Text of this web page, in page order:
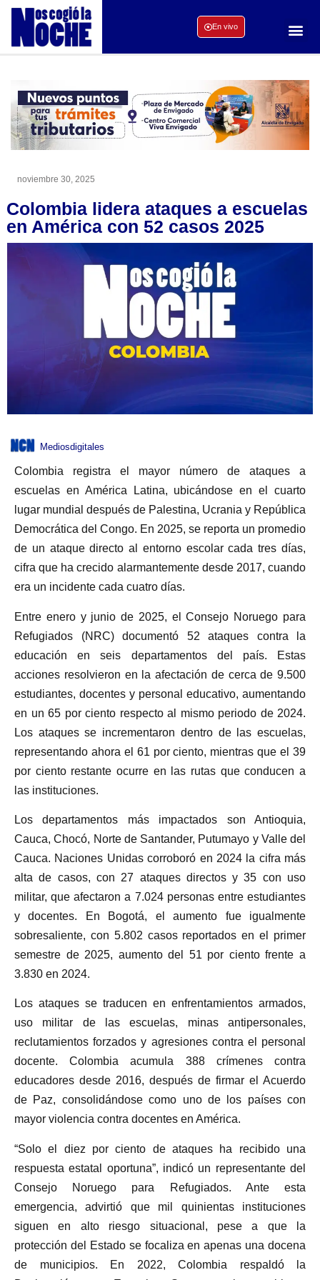
En vivo
noviembre 30, 2025
Colombia lidera ataques a escuelas
en América con 52 casos 2025
Mediosdigitales
Colombia registra el mayor número de ataques a
escuelas en América Latina, ubicándose en el cuarto
lugar mundial después de Palestina, Ucrania y República
Democrática del Congo. En 2025, se reporta un promedio
de un ataque directo al entorno escolar cada tres días,
cifra que ha crecido alarmantemente desde 2017, cuando
era un incidente cada cuatro días.
Entre enero y junio de 2025, el Consejo Noruego para
Refugiados (NRC) documentó 52 ataques contra la
educación en seis departamentos del país. Estas
acciones resolvieron en la afectación de cerca de 9.500
estudiantes, docentes y personal educativo, aumentando
en un 65 por ciento respecto al mismo periodo de 2024.
Los ataques se incrementaron dentro de las escuelas,
representando ahora el 61 por ciento, mientras que el 39
por ciento restante ocurre en las rutas que conducen a
las instituciones.
Los departamentos más impactados son Antioquia,
Cauca, Chocó, Norte de Santander, Putumayo y Valle del
Cauca. Naciones Unidas corroboró en 2024 la cifra más
alta de casos, con 27 ataques directos y 35 con uso
militar, que afectaron a 7.024 personas entre estudiantes
y docentes. En Bogotá, el aumento fue igualmente
sobresaliente, con 5.802 casos reportados en el primer
semestre de 2025, aumento del 51 por ciento frente a
3.830 en 2024.
Los ataques se traducen en enfrentamientos armados,
uso militar de las escuelas, minas antipersonales,
reclutamientos forzados y agresiones contra el personal
docente. Colombia acumula 388 crímenes contra
educadores desde 2016, después de firmar el Acuerdo
de Paz, consolidándose como uno de los países con
mayor violencia contra docentes en América.
“Solo el diez por ciento de ataques ha recibido una
respuesta estatal oportuna”, indicó un representante del
Consejo Noruego para Refugiados. Ante esta
emergencia, advirtió que mil quinientas instituciones
siguen en alto riesgo situacional, pese a que la
protección del Estado se focaliza en apenas una docena
de municipios. En 2022, Colombia respaldó la